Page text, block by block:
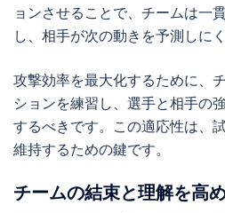
ョンさせることで、チームは一
し、相手が次の動きを予測しに
攻撃効率を最大化するために、
ションを練習し、選手と相手の
するべきです。この適応性は、
維持するための鍵です。
チームの結束と理解を高